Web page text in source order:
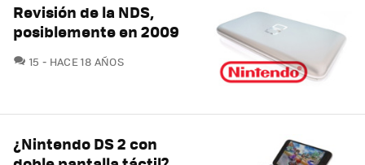
Revisión de la NDS,
posiblemente en 2009
15 COMENTARIOS
HACE 18 AÑOS
¿Nintendo DS 2 con